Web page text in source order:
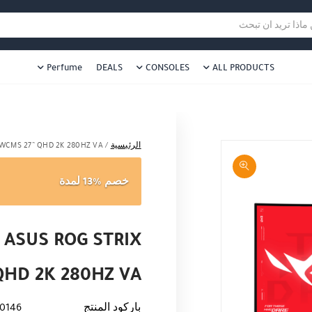
هل نزلت التطبيق ليصلك كل جديد ؟تريد ان تبحث
ALL PRODUCTS
CONSOLES
DEALS
Perfume
الرئيسية /
27” QHD 2K 280HZ VA
خصم %13 لمدة
ROG STRIX
2K 280HZ VA
باركود المنتج